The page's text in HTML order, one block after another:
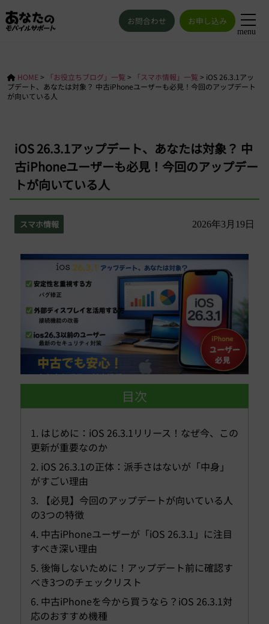
menu
お問合わせ お申し込み
HOME > 「お役立ちブログ」一覧 > 「スマホ情報」一覧 > iOS 26.3.1アッ
プデート、あなたは対象？ 中古iPhoneユーザーも必見！今回のアップデート
が向いている人
iOS 26.3.1アップデート、あなたは対象？ 中
古iPhoneユーザーも必見！今回のアップデー
トが向いている人
スマホ情報 2026年3月19日
目次
1. はじめに：iOS 26.3.1リリース！なぜ今、この
更新が重要なのか
2. iOS 26.3.1の正体：派手さはないが「中身」
がすごい理由
3. 【必見】今回のアップデートが向いている人
の3つの特徴
4. 中古iPhoneユーザーが「iOS 26.3.1」に注目
すべき深い理由
5. 後悔しないために！アップデート前に確認す
べき3つのチェックリスト
6. 中古iPhoneを今から買うなら？iOS 26.3.1対
応のおすすめ機種